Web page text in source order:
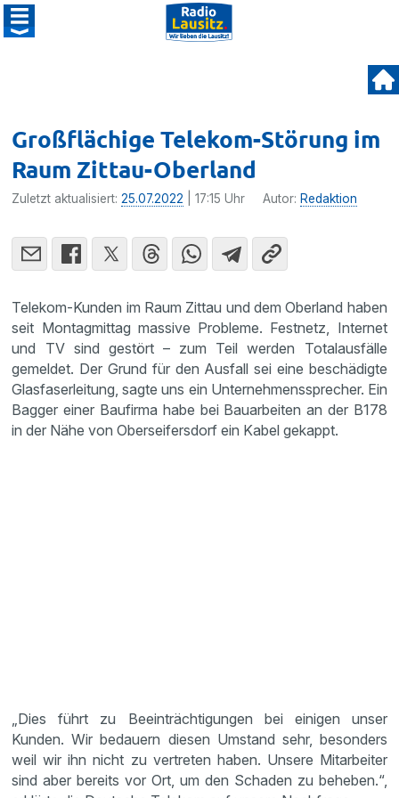
Großflächige Telekom-Störung im
Raum Zittau-Oberland
Zuletzt aktualisiert:25.07.2022 | 17:15 Uhr Autor: Redaktion
Telekom-Kunden im Raum Zittau und dem Oberland haben
seit Montagmittag massive Probleme. Festnetz, Internet
und TV sind gestört – zum Teil werden Totalausfälle
gemeldet. Der Grund für den Ausfall sei eine beschädigte
Glasfaserleitung, sagte uns ein Unternehmenssprecher. Ein
Bagger einer Baufirma habe bei Bauarbeiten an der B178
in der Nähe von Oberseifersdorf ein Kabel gekappt.
„Dies führt zu Beeinträchtigungen bei einigen unser
Kunden. Wir bedauern diesen Umstand sehr, besonders
weil wir ihn nicht zu vertreten haben. Unsere Mitarbeiter
sind aber bereits vor Ort, um den Schaden zu beheben.“,